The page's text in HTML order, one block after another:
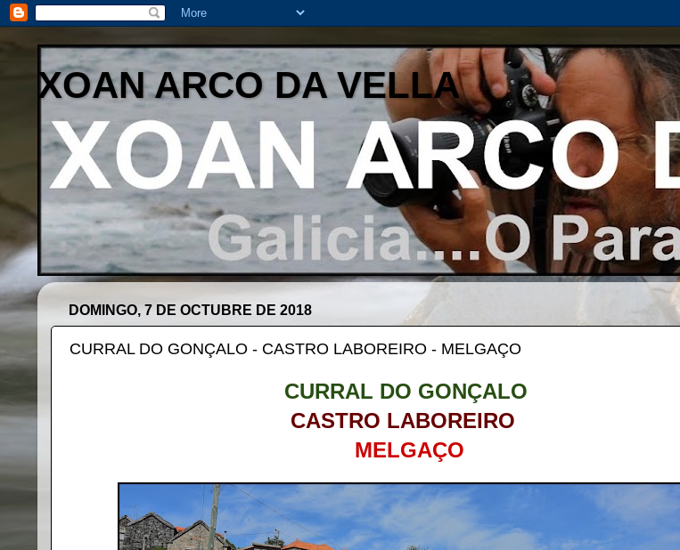
XOAN ARCO DA VELLA
DOMINGO, 7 DE OCTUBRE DE 2018
CURRAL DO GONÇALO - CASTRO LABOREIRO - MELGAÇO
CURRAL DO GONÇALO
CASTRO LABOREIRO
MELGAÇO